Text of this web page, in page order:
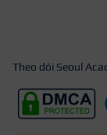
Theo dõi Seoul